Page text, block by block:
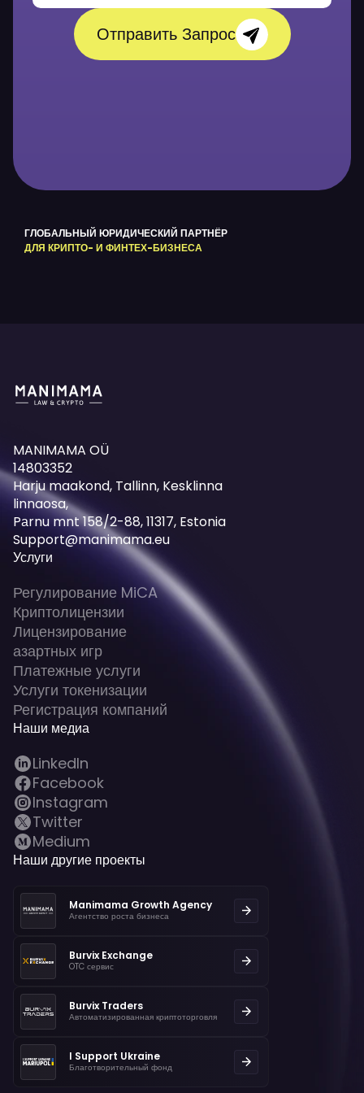
ГЛОБАЛЬНЫЙ ЮРИДИЧЕСКИЙ ПАРТНЁР
ДЛЯ КРИПТО- И ФИНТЕХ-БИЗНЕСА
Отправить Запрос
MANIMAMA OÜ
14803352
Harju maakond, Tallinn, Kesklinna
linnaosa,
Pаrnu mnt 158/2-88, 11317, Estonia
Support@manimama.eu
Услуги
Регулирование MiCA
Криптолицензии
Лицензирование
азартных игр
Платежные услуги
Услуги токенизации
Регистрация компаний
Наши медиа
LinkedIn
Facebook
Instagram
Twitter
Medium
Наши другие проекты
Manimama Growth Agency
Агентство роста бизнеса
Burvix Exchange
OTC сервис
Burvix Traders
Автоматизированная криптоторговля
I Support Ukraine
Благотворительный фонд